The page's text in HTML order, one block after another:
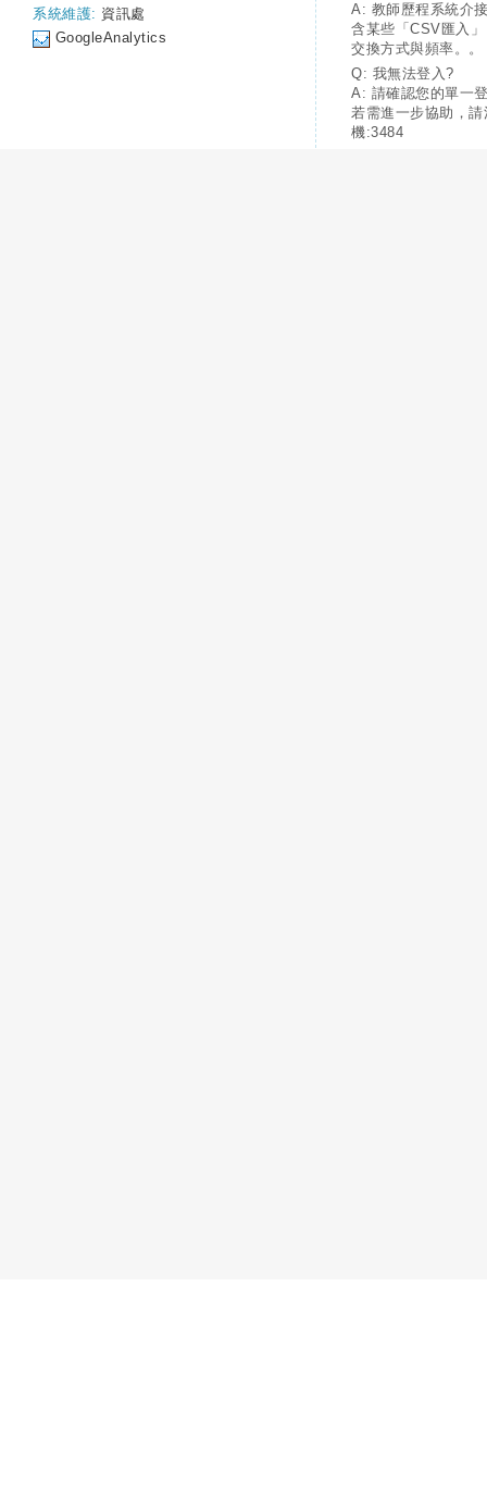
系統維護: 資訊處
GoogleAnalytics
A: 教師歷程系統介
含某些「CSV匯入
交換方式與頻率。。
Q: 我無法登入?
A: 請確認您的單一
若需進一步協助，
機:3484